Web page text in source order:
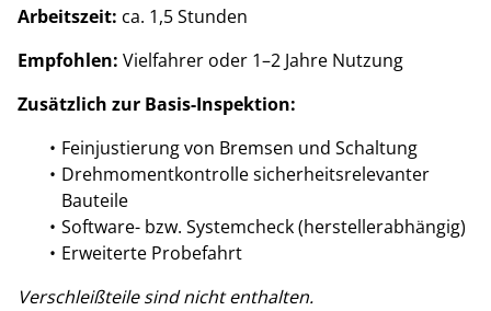
Arbeitszeit: ca. 1,5 Stunden
Empfohlen: Vielfahrer oder 1–2 Jahre Nutzung
Zusätzlich zur Basis-Inspektion:
Feinjustierung von Bremsen und Schaltung
Drehmomentkontrolle sicherheitsrelevanter
Bauteile
Software- bzw. Systemcheck (herstellerabhängig)
Erweiterte Probefahrt
Verschleißteile sind nicht enthalten.